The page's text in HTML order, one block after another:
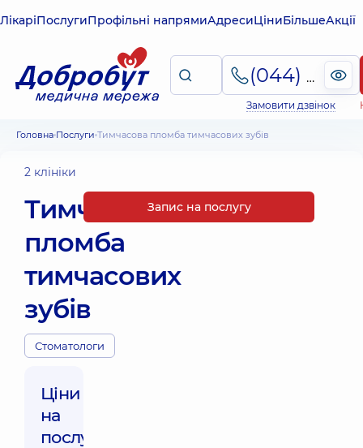
ЛікаріПослугиПрофільні напрямиАдресиЦіниБільшеАкції
(044) 495-2-888
Замовити дзвінок
Головна Послуги Тимчасова пломба тимчасових зубів
2 клініки
Тимчасова
пломба
тимчасових
зубів
Стоматологи
Ціни
на
послуги:
Запис на послугу